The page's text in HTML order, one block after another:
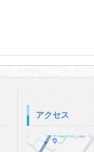
アクセス